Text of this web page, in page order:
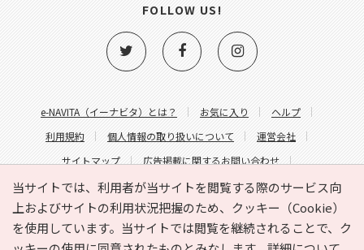
当サイトでは、利用者が当サイトを閲覧する際のサービス向
上およびサイトの利用状況把握のため、クッキー（Cookie）
を使用しています。当サイトでは閲覧を継続されることで、ク
e-NAVITA（イーナビタ）とは？ お気に入り
ヘルプ
利用規約
個人情報の取り扱いについて
運営会社
サイトマップ
広告掲載に関するお問い合わせ
サイトの内容に関するお問い合わせ
FOLLOW US!